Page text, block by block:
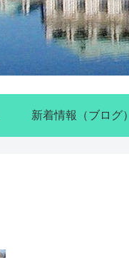
新着情報（ブログ）